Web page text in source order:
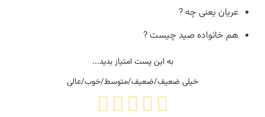
عریان یعنی چه ?
هم خانواده صید چیست ?
به این پست امتیاز بدید...
خیلی ضعیف/ضعیف/متوسط/خوب/عالی